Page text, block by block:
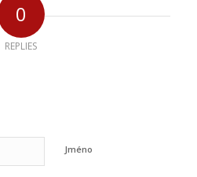
0
REPLIES
Jméno